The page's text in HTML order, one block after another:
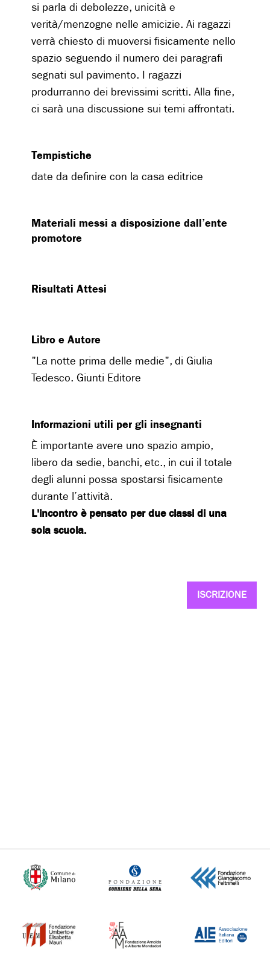
si parla di debolezze, unicità e
verità/menzogne nelle amicizie. Ai ragazzi
verrà chiesto di muoversi fisicamente nello
spazio seguendo il numero dei paragrafi
segnati sul pavimento. I ragazzi
produrranno dei brevissimi scritti. Alla fine,
ci sarà una discussione sui temi affrontati.
Tempistiche
date da definire con la casa editrice
Materiali messi a disposizione dall’ente
promotore
Risultati Attesi
Libro e Autore
"La notte prima delle medie", di Giulia
Tedesco. Giunti Editore
Informazioni utili per gli insegnanti
È importante avere uno spazio ampio,
libero da sedie, banchi, etc., in cui il totale
degli alunni possa spostarsi fisicamente
durante l’attività.
L'incontro è pensato per due classi di una
sola scuola.
ISCRIZIONE